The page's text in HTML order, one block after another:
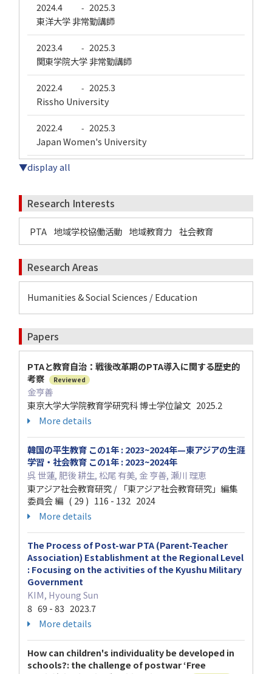
2024.4 - 2025.3
東洋大学 非常勤講師
2023.4 - 2025.3
関東学院大学 非常勤講師
2022.4 - 2025.3
Rissho University
2022.4 - 2025.3
Japan Women's University
▼display all
Research Interests
PTA 地域学校協働活動 地域教育力 社会教育
Research Areas
Humanities & Social Sciences / Education
Papers
PTAと教育自治：戦後改革期のPTA導入に関する歴史的
考察
Reviewed
金亨善
東京大学大学院教育学研究科 博士学位論文 2025.2
More details
韓国の平生教育 この1年 : 2023~2024年—東アジアの生涯
学習・社会教育 この1年 : 2023~2024年
呉 世蓮, 肥後 耕生, 松尾 有美, 金 亨善, 瀬川 理恵
東アジア社会教育研究 / 「東アジア社会教育研究」編集
委員会 編 ( 29 ) 116 - 132 2024
More details
The Process of Post-war PTA (Parent-Teacher
Association) Establishment at the Regional Level
: Focusing on the activities of the Kyushu Military
Government
KIM, Hyoung Sun
8 69 - 83 2023.7
More details
How can children's individuality be developed in
schools?: the challenge of postwar ‘Free